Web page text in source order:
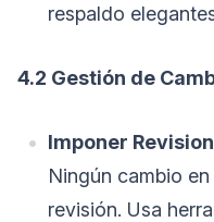
respaldo
4.2 Gestión de
Imponer
Ningún cambio
revisión. Usa